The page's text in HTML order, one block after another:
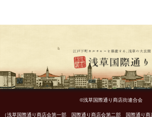
©浅草国際通り商店街連合会
（浅草国際通り商店会第一部 国際通り商店会第二部 国際通り